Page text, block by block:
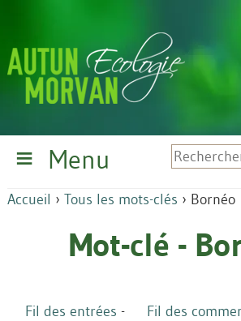
Menu
Accueil › Tous les mots-clés › Bornéo
Mot-clé -
Fil des entrées - Fil des